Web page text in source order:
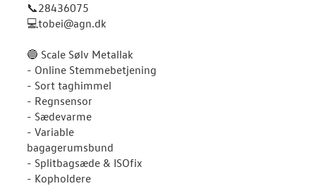
📞28436075
💻tobei@agn.dk
🔵 Scale Sølv Metallak
- Online Stemmebetjening
- Sort taghimmel
- Regnsensor
- Sædevarme
- Variable
bagagerumsbund
- Splitbagsæde & ISOfix
- Kopholdere